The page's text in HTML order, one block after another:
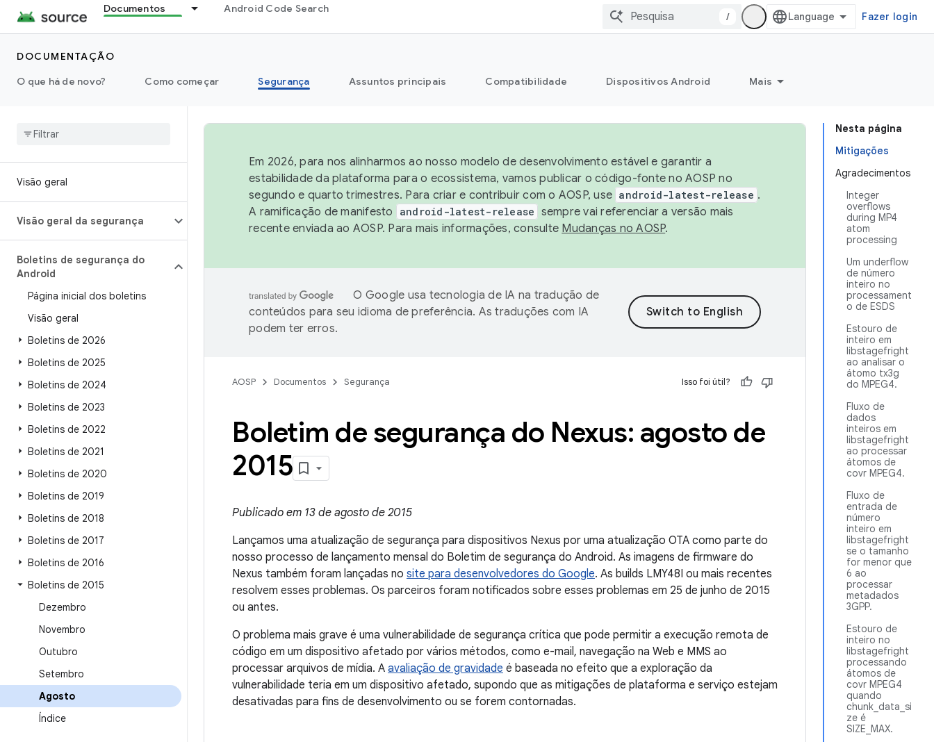
Documentos Android Code Search
/ Fazer login
DOCUMENTAÇÃO
O que há de novo?
Como começar Segurança Assuntos principais Compatibilidade Dispositivos Android Mais
Visão geral
Visão geral da segurança
Boletins de segurança do
Android
Página inicial dos boletins
Visão geral
Boletins de 2026
Boletins de 2025
Boletins de 2024
Boletins de 2023
Boletins de 2022
Boletins de 2021
Boletins de 2020
Boletins de 2019
Boletins de 2018
Boletins de 2017
Boletins de 2016
Boletins de 2015
Dezembro
Novembro
Outubro
Setembro
Agosto
Índice
Nesta página
Mitigações
Agradecimentos
Integer
overflows
during MP4
atom
processing
Um underflow
de número
inteiro no
processament
o de ESDS
Estouro de
inteiro em
libstagefright
ao analisar o
átomo tx3g
do MPEG4.
Fluxo de
dados
inteiros em
libstagefright
ao processar
átomos de
covr MPEG4.
Fluxo de
entrada de
número
inteiro em
libstagefright
se o tamanho
for menor que
6 ao
processar
metadados
3GPP.
Estouro de
inteiro no
libstagefright
processando
átomos de
covr MPEG4
quando
chunk_data_si
ze é
SIZE_MAX.
Em 2026, para nos alinharmos ao nosso modelo de desenvolvimento estável e garantir a
estabilidade da plataforma para o ecossistema, vamos publicar o código-fonte no AOSP no
segundo e quarto trimestres. Para criar e contribuir com o AOSP, use android-latest-release .
A ramificação de manifesto
android-latest-release sempre vai referenciar a versão mais
recente enviada ao AOSP. Para mais informações, consulte Mudanças no AOSP.
O Google usa tecnologia de IA na tradução de
conteúdos para seu idioma de preferência. As traduções com IA
podem ter erros.
AOSP Documentos Segurança Isso foi útil?
Boletim de segurança do Nexus: agosto de
2015
Publicado em 13 de agosto de 2015
Lançamos uma atualização de segurança para dispositivos Nexus por uma atualização OTA como parte do
nosso processo de lançamento mensal do Boletim de segurança do Android. As imagens de firmware do
Nexus também foram lançadas no site para desenvolvedores do Google. As builds LMY48I ou mais recentes
resolvem esses problemas. Os parceiros foram notificados sobre esses problemas em 25 de junho de 2015
ou antes.
O problema mais grave é uma vulnerabilidade de segurança crítica que pode permitir a execução remota de
código em um dispositivo afetado por vários métodos, como e-mail, navegação na Web e MMS ao
processar arquivos de mídia. A avaliação de gravidade é baseada no efeito que a exploração da
vulnerabilidade teria em um dispositivo afetado, supondo que as mitigações de plataforma e serviço estejam
desativadas para fins de desenvolvimento ou se forem contornadas.